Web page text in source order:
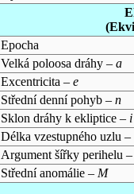
Epocha
Velká poloosa dráhy – a
Excentricita – e
Střední denní pohyb – n
Sklon dráhy k ekliptice – i
Délka vzestupného uzlu –
Argument šířky perihelu
Střední anomálie – M